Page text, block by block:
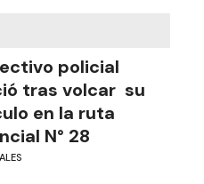
policial
tras volcar su
en la ruta
N° 28